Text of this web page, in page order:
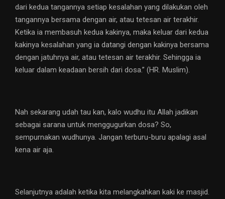
dari kedua tangannya setiap kesalahan yang dilakukan oleh
tangannya bersama dengan air, atau tetesan air terakhir.
Ketika ia membasuh kedua kakinya, maka keluar dari kedua
kakinya kesalahan yang ia datangi dengan kakinya bersama
dengan jatuhnya air, atau tetesan air terakhir. Sehingga ia
keluar dalam keadaan bersih dari dosa.” (HR. Muslim).
Nah sekarang udah tau kan, kalo wudhu itu Allah jadikan
sebagai sarana untuk menggugurkan dosa? So,
sempurnakan wudhunya. Jangan terburu-buru apalagi asal
kena air aja.
Selanjutnya adalah ketika kita melangkahkan kaki ke masjid.